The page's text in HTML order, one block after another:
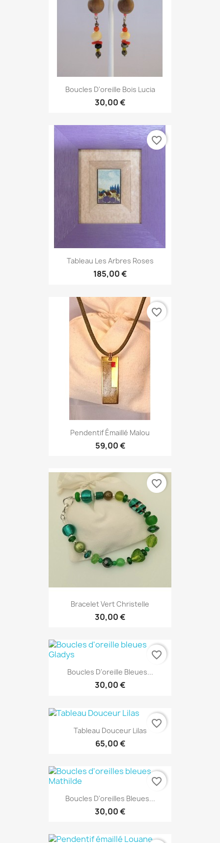
Boucles D'oreille Bois Lucia
30,00 €
Tableau Les Arbres Roses
185,00 €
favorite_border
Pendentif Émaillé Malou
59,00 €
favorite_border
Bracelet Vert Christelle
30,00 €
favorite_border
Boucles D'oreille Bleues...
30,00 €
favorite_border
Tableau Douceur Lilas
65,00 €
favorite_border
Boucles D'oreilles Bleues...
30,00 €
favorite_border